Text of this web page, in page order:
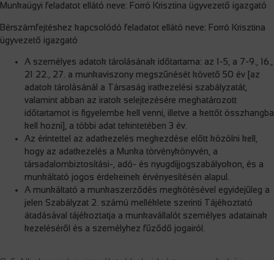
Munkaügyi feladatot ellátó neve: Forró Krisztina ügyvezető igazgató
Bérszámfejtéshez kapcsolódó feladatot ellátó neve: Forró Krisztina
ügyvezető igazgató
A személyes adatok tárolásának időtartama: az 1-5, a 7-9., 16.,
21 22., 27. a munkaviszony megszűnését követő 50 év [az
adatok tárolásánál a Társaság iratkezelési szabályzatát,
valamint abban az iratok selejtezésére meghatározott
időtartamot is figyelembe kell venni, illetve a kettőt összhangba
kell hozni], a többi adat tekintetében 3 év.
Az érintettel az adatkezelés megkezdése előtt közölni kell,
hogy az adatkezelés a Munka törvénykönyvén, a
társadalombiztosítási-, adó- és nyugdíjjogszabályokon, és a
munkáltató jogos érdekeinek érvényesítésén alapul.
A munkáltató a munkaszerződés megkötésével egyidejűleg a
jelen Szabályzat 2. számú melléklete szerinti Tájékoztató
átadásával tájékoztatja a munkavállalót személyes adatainak
kezeléséről és a személyhez fűződő jogairól.